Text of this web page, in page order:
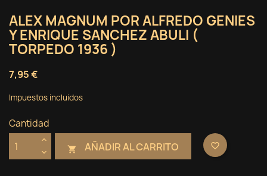
ALEX MAGNUM POR ALFREDO GENIES
Y ENRIQUE SANCHEZ ABULI (
TORPEDO 1936 )
7,95 €
Impuestos incluidos
Cantidad
 AÑADIR AL CARRITO favorite_border